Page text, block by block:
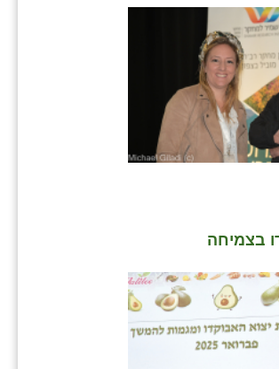
בצמיחה